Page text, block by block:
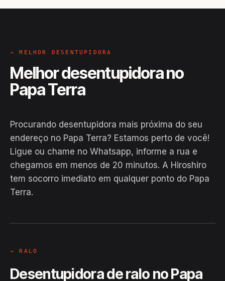
→ MELHOR DESENTUPIDORA
Melhor desentupidora no
Papa Terra
Procurando desentupidora mais próxima do seu
endereço no Papa Terra? Estamos perto de você!
Ligue ou chame no Whatsapp, informe a rua e
chegamos em menos de 20 minutos. A Hiroshiro
tem socorro imediato em qualquer ponto do Papa
Terra.EM CAMPO
→ RALO
Desentupidora de ralo no Papa